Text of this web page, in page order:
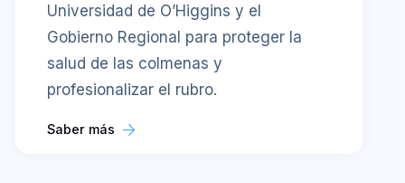
Universidad de O’Higgins y el
Gobierno Regional para proteger la
salud de las colmenas y
profesionalizar el rubro.
Saber más